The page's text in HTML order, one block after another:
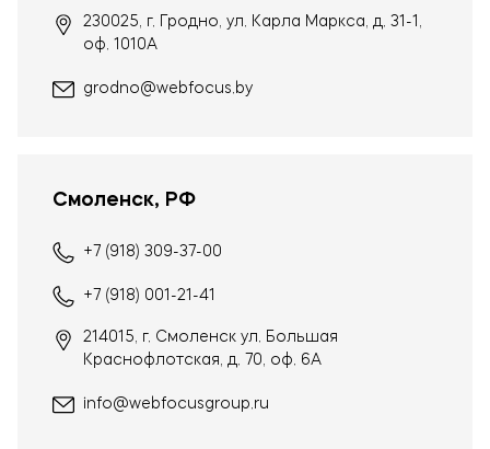
230025, г. Гродно, ул. Карла Маркса, д. 31-1,
оф. 1010А
grodno@webfocus.by
Смоленск, РФ
+7 (918) 309-37-00
+7 (918) 001-21-41
214015, г. Смоленск ул. Большая
Краснофлотская, д. 70, оф. 6А
info@webfocusgroup.ru